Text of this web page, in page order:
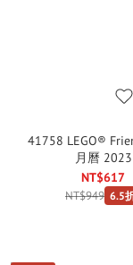
41758 LEGO®
月曆 2023
NT$617
NT$949 6.5